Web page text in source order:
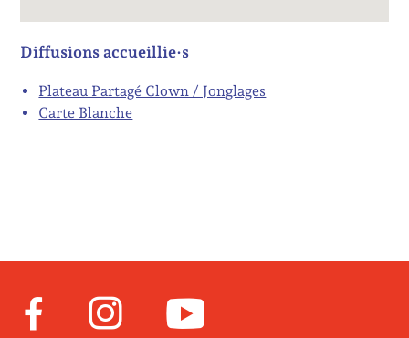
Diffusions accueillie·s
Plateau Partagé Clown / Jonglages
Carte Blanche
Facebook
Instagram